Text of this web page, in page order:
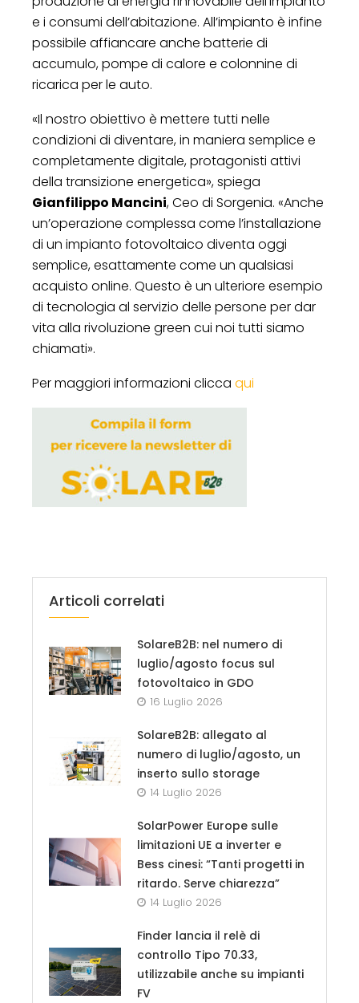
e i consumi dell’abitazione. All’impianto è infine
possibile affiancare anche batterie di
accumulo, pompe di calore e colonnine di
ricarica per le auto.
«Il nostro obiettivo è mettere tutti nelle
condizioni di diventare, in maniera semplice e
completamente digitale, protagonisti attivi
della transizione energetica», spiega
Gianfilippo Mancini, Ceo di Sorgenia. «Anche
un’operazione complessa come l’installazione
di un impianto fotovoltaico diventa oggi
semplice, esattamente come un qualsiasi
acquisto online. Questo è un ulteriore esempio
di tecnologia al servizio delle persone per dar
vita alla rivoluzione green cui noi tutti siamo
chiamati».
Per maggiori informazioni clicca qui
Articoli correlati
SolareB2B: nel numero di
luglio/agosto focus sul
fotovoltaico in GDO
16 Luglio 2026
SolareB2B: allegato al
numero di luglio/agosto, un
inserto sullo storage
14 Luglio 2026
SolarPower Europe sulle
limitazioni UE a inverter e
Bess cinesi: “Tanti progetti in
ritardo. Serve chiarezza”
14 Luglio 2026
Finder lancia il relè di
controllo Tipo 70.33,
utilizzabile anche su impianti
FV